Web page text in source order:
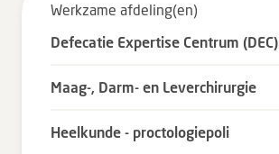
MijnDZ
Werkzame afdeling(en)
Defecatie Expertise Centrum (DEC)
Maag-, Darm- en Leverchirurgie
Heelkunde - proctologiepoli